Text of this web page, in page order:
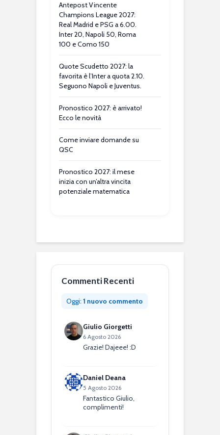
Antepost Vincente
Champions League 2027:
Real Madrid e PSG a 6.00.
Inter 20, Napoli 50, Roma
100 e Como 150
Quote Scudetto 2027: la
favorita è l’Inter a quota 2.10.
Seguono Napoli e Juventus.
Pronostico 2027: è arrivato!
Ecco le novità
Come inviare domande su
QSC
Pronostico 2027: il mese
inizia con un’altra vincita
potenziale matematica
Commenti Recenti
Oggi: 1 nuovo commento
Giulio Giorgetti
6 Agosto 2026
Grazie! Dajeee! :D
Daniel Deana
5 Agosto 2026
Fantastico Giulio,
complimenti!